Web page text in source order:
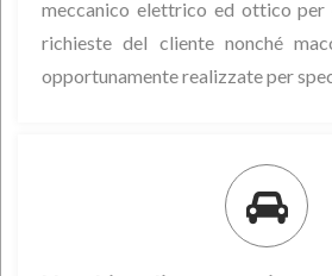
meccanico elettrico ed ottico per
richieste del cliente nonché
opportunamente realizzate per